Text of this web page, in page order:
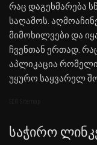
რაც დაგეხმარება
საღამოს.
მიმოხილვები და
ჩვენთან ერთად. რაც
აპლიკაცია
უყურო საყვარელ
Საჭირო